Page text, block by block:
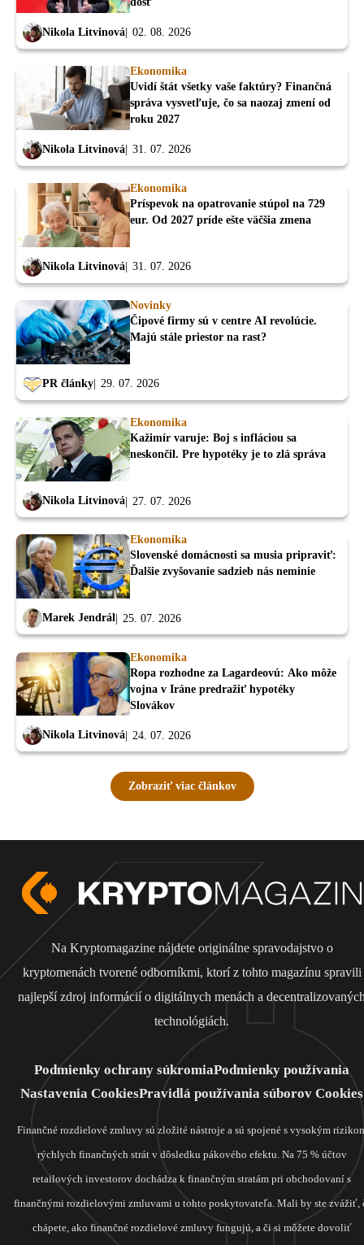
Nikola Litvinová 02. 08. 2026
Ekonomika
Uvidí štát všetky vaše faktúry? Finančná
správa vysvetľuje, čo sa naozaj zmení od
roku 2027
Nikola Litvinová 31. 07. 2026
Ekonomika
Príspevok na opatrovanie stúpol na 729
eur. Od 2027 príde ešte väčšia zmena
Nikola Litvinová 31. 07. 2026
Novinky
Čipové firmy sú v centre AI revolúcie.
Majú stále priestor na rast?
PR články 29. 07. 2026
Ekonomika
Kažimír varuje: Boj s infláciou sa
neskončil. Pre hypotéky je to zlá správa
Nikola Litvinová 27. 07. 2026
Ekonomika
Slovenské domácnosti sa musia pripraviť:
Ďalšie zvyšovanie sadzieb nás neminie
Marek Jendrál 25. 07. 2026
Ekonomika
Ropa rozhodne za Lagardeovú: Ako môže
vojna v Iráne predražiť hypotéky
Slovákov
Nikola Litvinová 24. 07. 2026
Zobraziť viac článkov
Na Kryptomagazine nájdete originálne spravodajstvo o
kryptomenách tvorené odborníkmi, ktorí z tohto magazínu spravili
najlepší zdroj informácií o digitálnych menách a
technológiách.
Podmienky ochrany súkromiaPodmienky používania
Nastavenia CookiesPravidlá používania súborov Cookies
Finančné rozdielové zmluvy sú zložité nástroje a sú spojené s vysokým
rýchlych finančných strát v dôsledku pákového efektu. Na 75 % účtov
retailových investorov dochádza k finančným stratám pri obchodovaní s
finančnými rozdielovými zmluvami u tohto poskytovateľa. Mali by ste zvážiť,
chápete, ako finančné rozdielové zmluvy fungujú, a či si môžete dovoliť